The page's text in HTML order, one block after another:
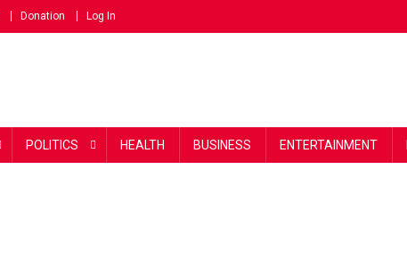
Donation Log In
POLITICS HEALTH BUSINESS ENTERTAINMENT